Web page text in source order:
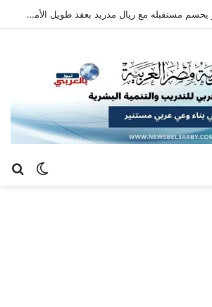
فينيسيوس جونيور يحسم مستقبله مع ريال مدريد بعقد طويل الأمد حتى 2032
الوضع